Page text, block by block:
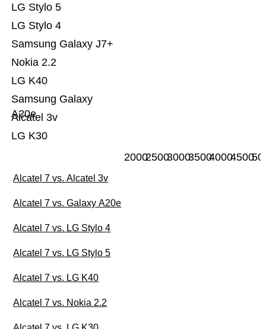
LG K30
Alcatel 3v
Samsung Galaxy
A20e
LG K40
Nokia 2.2
Samsung Galaxy J7+
LG Stylo 4
LG Stylo 5
200025003000350040004500
Alcatel 7 vs. Alcatel 3v
Alcatel 7 vs. Galaxy A20e
Alcatel 7 vs. LG Stylo 4
Alcatel 7 vs. LG Stylo 5
Alcatel 7 vs. LG K40
Alcatel 7 vs. Nokia 2.2